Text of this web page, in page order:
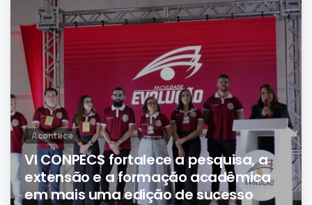
0
Acontece
VI CONPECS fortalece a pesquisa, a
extensão e a formação acadêmica
em mais uma edição de sucesso